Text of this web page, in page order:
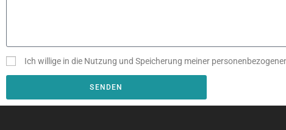
Ich willige in die Nutzung und Speicherung meiner
SENDEN
A